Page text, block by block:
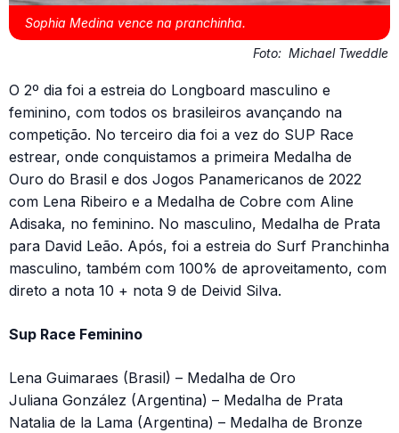
Sophia Medina vence na pranchinha.
Foto: Michael Tweddle
O 2º dia foi a estreia do Longboard masculino e
feminino, com todos os brasileiros avançando na
competição. No terceiro dia foi a vez do SUP Race
estrear, onde conquistamos a primeira Medalha de
Ouro do Brasil e dos Jogos Panamericanos de 2022
com Lena Ribeiro e a Medalha de Cobre com Aline
Adisaka, no feminino. No masculino, Medalha de Prata
para David Leão. Após, foi a estreia do Surf Pranchinha
masculino, também com 100% de aproveitamento, com
direto a nota 10 + nota 9 de Deivid Silva.
Sup Race Feminino
Lena Guimaraes (Brasil) – Medalha de Oro
Juliana González (Argentina) – Medalha de Prata
Natalia de la Lama (Argentina) – Medalha de Bronze